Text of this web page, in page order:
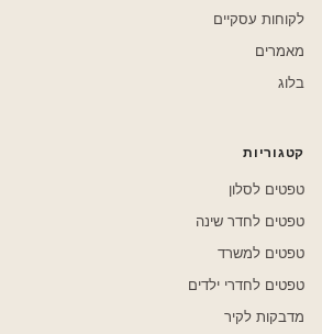
לקוחות עסקיים
מאמרים
בלוג
קטגוריות
טפטים לסלון
טפטים לחדר שינה
טפטים למשרד
טפטים לחדרי ילדים
מדבקות לקיר